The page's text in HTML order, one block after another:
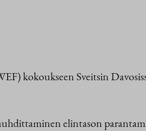
kokoukseen Sveitsin
elintason